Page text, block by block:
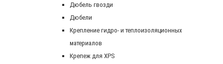
Дюбель гвозди
Дюбели
Крепление гидро- и теплоизоляционных
материалов
Крепеж для XPS